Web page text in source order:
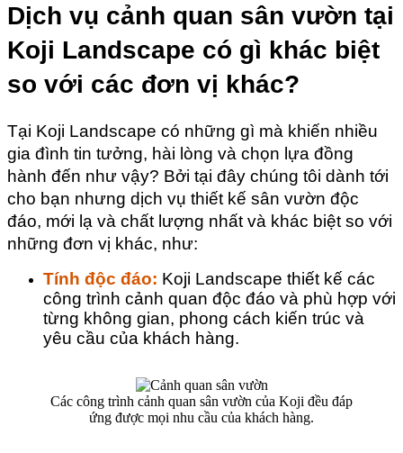
Dịch vụ cảnh quan sân vườn tại
Koji Landscape có gì khác biệt
so với các đơn vị khác?
Tại Koji Landscape có những gì mà khiến nhiều
gia đình tin tưởng, hài lòng và chọn lựa đồng
hành đến như vậy? Bởi tại đây chúng tôi dành tới
cho bạn nhưng dịch vụ thiết kế sân vườn độc
đáo, mới lạ và chất lượng nhất và khác biệt so với
những đơn vị khác, như:
Tính độc đáo: Koji Landscape thiết kế các
công trình cảnh quan độc đáo và phù hợp với
từng không gian, phong cách kiến trúc và
yêu cầu của khách hàng.
Các công trình cảnh quan sân vườn của Koji đều đáp
ứng được mọi nhu cầu của khách hàng.